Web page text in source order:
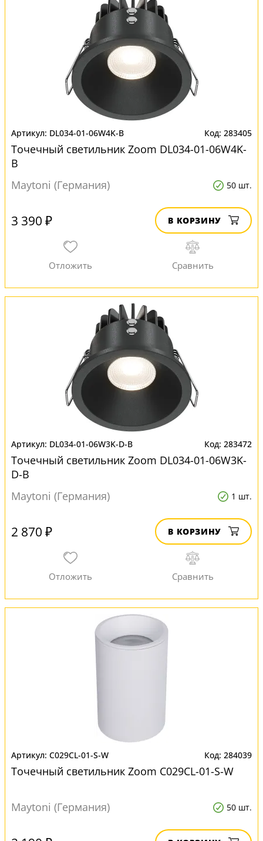
DL034-01-06W4K-B 283405
Точечный светильник Zoom DL034-01-06W4K-
B
Maytoni (Германия)
50 шт.
3 390 ₽ В КОРЗИНУ
DL034-01-06W3K-D-B 283472
Точечный светильник Zoom DL034-01-06W3K-
D-B
Maytoni (Германия)
1 шт.
2 870 ₽ В КОРЗИНУ
C029CL-01-S-W 284039
Точечный светильник Zoom C029CL-01-S-W
Maytoni (Германия) 50 шт.